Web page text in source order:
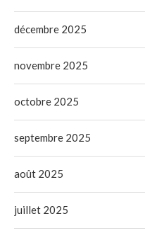
décembre 2025
novembre 2025
octobre 2025
septembre 2025
août 2025
juillet 2025